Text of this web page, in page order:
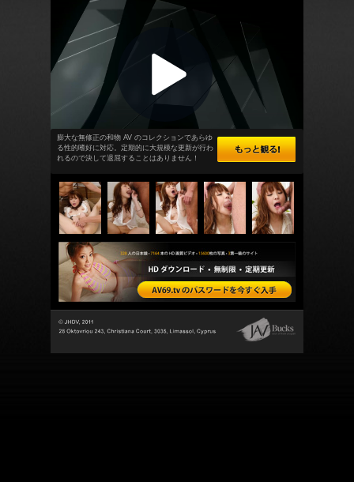
膨大な無修正の和物 AV のコレクションであらゆ
る性的嗜好に対応。定期的に大規模な更新が行わ
れるので決して退屈することはありません！